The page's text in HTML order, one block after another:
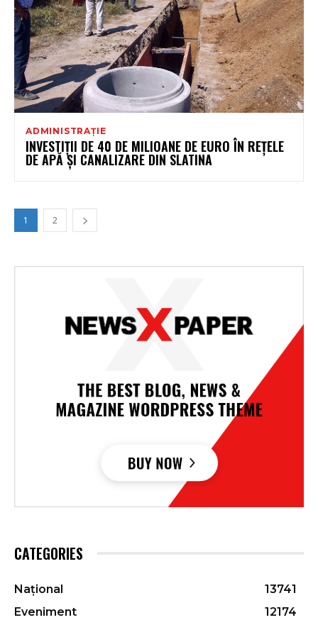
ADMINISTRAȚIE
INVESTIȚII DE 40 DE MILIOANE DE EURO ÎN REȚELE
DE APĂ ȘI CANALIZARE DIN SLATINA
1 2
CATEGORIES
Național
13741
Eveniment
12174